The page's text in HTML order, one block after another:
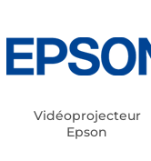
Vidéoprojecteur
Epson